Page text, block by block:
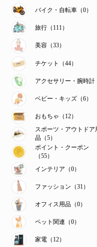
バイク・自転車（0）
旅行（111）
美容（33）
チケット（44）
アクセサリー・腕時計
ベビー・キッズ（6）
おもちゃ（12）
スポーツ・アウトドア
品（5）
ポイント・クーポン
（55）
インテリア（0）
ファッション（31）
オフィス用品（0）
ペット関連（0）
家電（12）